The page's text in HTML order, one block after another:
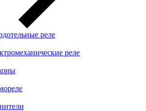
реле
реле